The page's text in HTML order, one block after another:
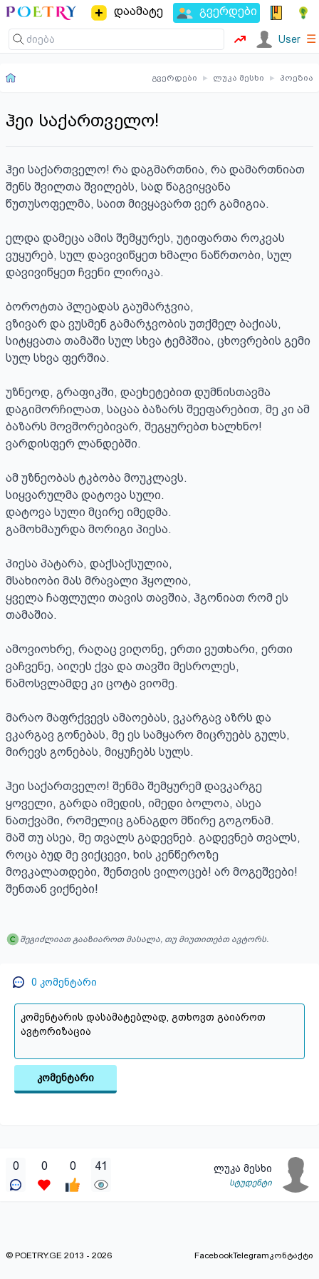
დაამატე გვერდები
User ☰
გვერდები ▸ ლუკა მესხი ▸ პოეზია
ჰეი საქართველო!
ჰეი საქართველო! რა დაგმართნია, რა დამართნიათ
შენს შვილთა შვილებს, სად წაგვიყვანა
წუთუსოფელმა, საით მივყავართ ვერ გამიგია.
ელდა დამეცა ამის შემყურეს, უტიფართა როკვას
ვუყურებ, სულ დავივიწყეთ ხმალი ნაწრთობი, სულ
დავივიწყეთ ჩვენი ლირიკა.
ბოროტთა პლეადას გაუმარჯვია,
ვზივარ და ვუსმენ გამარჯვობის უთქმელ ბაქიას,
სიტყვათა თამაში სულ სხვა ტემპშია, ცხოვრების გემი
სულ სხვა ფერშია.
უზნეოდ, გრაფიკში, დაეხეტებით დუმნისთავმა
დაგიმორჩილათ, საცაა ბაზარს შეეფარებით, მე კი ამ
ბაზარს მოვშორებივარ, შეგყურებთ ხალხნო!
ვარდისფერ ლანდებში.
ამ უზნეობას ტკბობა მოუკლავს.
სიყვარულმა დატოვა სული.
დატოვა სული მცირე იმედმა.
გამოხმაურდა მორიგი პიესა.
პიესა პატარა, დაქსაქსულია,
მსახიობი მას მრავალი ჰყოლია,
ყველა ჩაფლული თავის თავშია, ჰგონიათ რომ ეს
თამაშია.
ამოვიოხრე, რაღაც ვიღონე, ერთი ვუთხარი, ერთი
ვაჩვენე, აიღეს ქვა და თავში მესროლეს,
წამოსვლამდე კი ცოტა ვიომე.
მარაო მაფრქვევს ამაოებას, ვკარგავ აზრს და
ვკარგავ გონებას, მე ეს სამყარო მიცრუებს გულს,
მირევს გონებას, მიყუჩებს სულს.
ჰეი საქართველო! შენმა შემყურემ დავკარგე
ყოველი, გარდა იმედის, იმედი ბოლოა, ასეა
ნათქვამი, რომელიც განაგდო მწირე გოგონამ.
მაშ თუ ასეა, მე თვალს გადევნებ. გადევნებ თვალს,
როცა ბუდ მე ვიქცევი, ხის კენწეროზე
მოვკალათდები, შენთვის ვილოცებ! არ მოგეშვები!
შენთან ვიქნები!
შეგიძლიათ გააზიაროთ მასალა, თუ მიუთითებთ ავტორს.
0 კომენტარი
კომენტარი
0 0 0 41 ლუკა მესხი
სტუდენტი
© POETRY.GE 2013 - 2026 FacebookTelegramკონტაქტი